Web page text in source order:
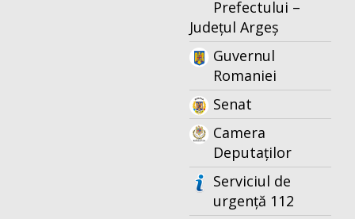
Prefectului –
Județul Argeș
Guvernul
Romaniei
Senat
Camera
Deputaților
Serviciul de
urgență 112